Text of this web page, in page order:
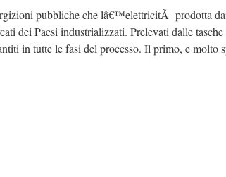
pubbliche che lâ€™elettricitÃ prodotta
dei Paesi industrializzati. Prelevati dalle tasche
in tutte le fasi del processo. Il primo, e molto